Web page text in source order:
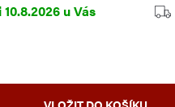
10.8.2026